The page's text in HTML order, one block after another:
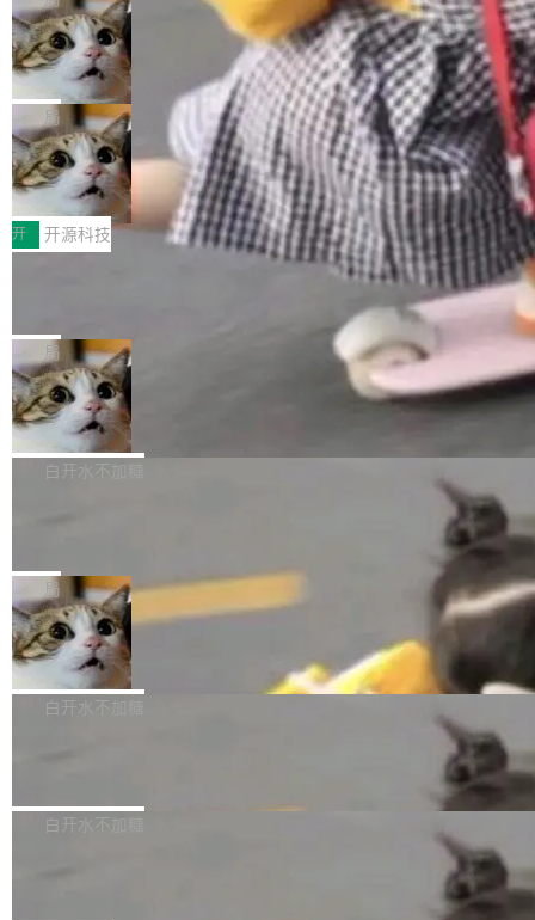
现实 过去两年，CIO们的焦虑清单上多了两项：
一是如何让大模型和智能体应用安全地从PoC走
向生产，二是如何让测试团队跟得上AI应用...
设置，如果用布尔值 + 可空字段来表示——bool
ean 表示是否可切换，nullable 的默认模式、浅
色方案、深色方案——会产生大量无意义的组
合。方案缺了、配置冲突了、全 null 了。要知道
哪些组合有效，作者说，你得靠"文档、校验、或
者部落知识"。 换个写法。Rust 的 enum，两个
变体：Switchable...
个"AI 知识库 + 聊天机器人"——每个大厂都在
做，没什么新鲜的。 但 Kenton Varda 在 Twitte
r 上把事情说清楚了： 今天我们发布了 Cloudfla
re OS，一个带连接器的聊天机器人，跟其他所
有科技公司做的一样。只不过，实际上它不一
样。这是 Sandstorm.io 的重制版，我十年前的
那个创业公司。不同的是，这次它构建在 Cloudf
lare Workers 上——我花了九年时间搭建的平台
——并且深度集成了 AI。这基本上是我十年秘密
Deno 团队开源 Celld，可自托管的分
布式 Durable Objects
Ryan Dahl 领导的 Deno 团队推出了最新开源项
目 Celld，一个能在自己机器上运行 Cloudflare
Workers 和 Durable Objects 的守护进程。 设
计思路很直接：每个对象是一个独立的 SQLite
数据库，按名称寻址，复制到你自己的 S3 兼容
存储库里。节点之间只通过这个存储库协调——
没有控制平面，没有共识协议。每个对象自带一
个小型数据库，应用天然按分片构建，单个数据
库的竞争和爆炸半径问题在设计层面就被消除
了。 闲置的 cell 会休眠到几乎不占资源。当 cel
l 迁移或唤醒时，新宿主从 S3 恢复 SQLite 数据
库继续执行。存储库是持久化的唯一真相...
局
鲁大师7月新机性能/流畅/AI榜：vivo夺
性能、流畅双第一，三星Galaxy Z系列
新折叠缺席
2026年7月的手机市场，由于存储等硬件成本暴
增，手机厂商的日子也不好过啊，新机速度明显
放缓，因此硝烟味淡了许多。新机参数规格除开
高价的三星折叠（三星Galaxy Z Fold8 Ultra / Z
Fold8 / Z Flip8）外，其余要么是中低端机器，
例如iQOO Z11i、REDMI Note 17、REDMI No
te 17 Pro、OPPO K15，要么是vivo X300 E这
样的次旗舰。 Galaxy Z Fold8 Ultra / Z Fold8 /
Z Flip8三款折叠屏新机均在7月22日发布，且全
部搭载骁龙8 Elite Gen5 for Galaxy，它们本该
开 开源科技
Zed 编辑器团队发布了新项目——DeltaDB，一
个在 git commit 之间记录每一次编辑操作的版
本控制系统。目前处于 Early Access 阶段。 De
ltaDB 的核心思路直接写在 landing page 最显
眼的位置：「Software is made between com
mits」——软件是在 commit 之间写出来的。git
是把这段空隙补上。 回退到任何一次编辑：Delt
aDB 捕获 commit 之间的每一次操作，...
局
SpaceXAI 单季资本开支达 183 亿美元
根据风险投资人Tomer Tunguz 博客（VC 分
析）披露的最新分析与第二季度业绩报告，Spac
微软同期总资本开支的四成。 与亚马逊、Alpha
bet、微软以及 Meta 等传统科技巨头相比，Spa
ceXAI的资金消耗速度尤为引人瞩目。然而，支
撑庞大支出的资金来源却呈现出截然不同的面
貌。数据显示，微软和 Meta 主要依托充沛的经
白开水不加糖
一个在终端里运行的编程 agent；Muse Spark
1.2，驱动这个 agent 的新模型。一句话概括：
你可以用 curl -fsSL https://dev.meta.ai/install.
sh | bash 安装一个能在大项目里自动规划、写
代码、验证结果的 AI 终端工具。 据介绍，Muse
个主 agent 循环，外加一组后台 agent。这些后
局
美团开源 LoHoSearch，用知识图谱校
准 AI 能力认知
机器出题的前提，是让机器拥有全局视野。整个
构建流程可以分为四个环节：建图 → 控制难度
白开水不加糖
库，并将作为transport接入Mooncake TENT。
白开水不加糖